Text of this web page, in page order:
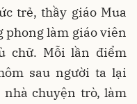
trẻ, thầy giáo Mua
phong làm giáo viên
chữ. Mỗi lần điểm
sau người ta lại
chuyện trò, làm